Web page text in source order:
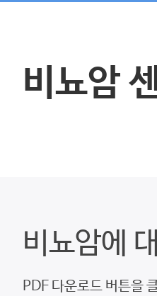
비뇨암
비뇨암에
PDF 다운로드 버튼을